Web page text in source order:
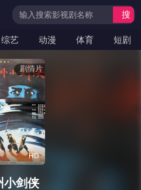
综艺 动漫 体育 短剧
搜
剧情片
HD
小剑侠